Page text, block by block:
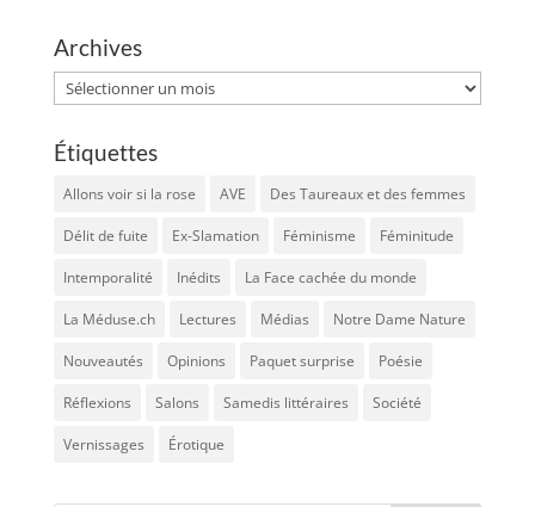
Archives
Archives
Étiquettes
Allons voir si la rose AVE Des Taureaux et des femmes
Délit de fuite Ex-Slamation Féminisme Féminitude
Intemporalité Inédits La Face cachée du monde
La Méduse.ch Lectures Médias Notre Dame Nature
Nouveautés Opinions Paquet surprise Poésie
Réflexions Salons Samedis littéraires Société
Vernissages Érotique